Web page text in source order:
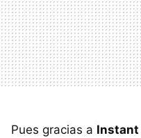
Pues gracias a Instant